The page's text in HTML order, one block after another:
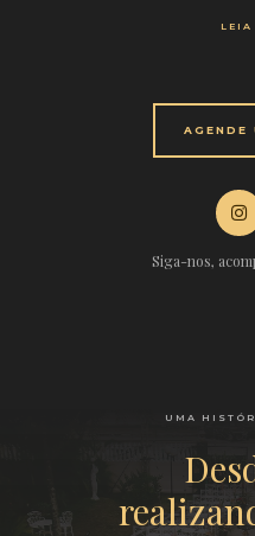
AGENDE
Siga-nos,
UMA